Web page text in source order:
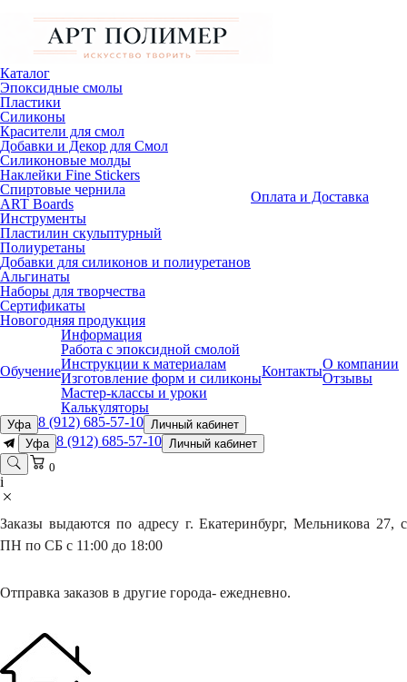
Каталог
Эпоксидные смолы
Пластики
Силиконы
Красители для смол
Добавки и Декор для Смол
Силиконовые молды
Наклейки Fine Stickers
Спиртовые чернила
ART Boards
Инструменты
Пластилин скульптурный
Полиуретаны
Добавки для силиконов и полиуретанов
Альгинаты
Наборы для творчества
Сертификаты
Новогодняя продукция
Оплата и Доставка
Обучение
Информация
Работа с эпоксидной смолой
Инструкции к материалам
Изготовление форм и силиконы
Мастер-классы и уроки
Калькуляторы
КонтактыО компании
Отзывы
Уфа 8 (912) 685-57-10 Личный кабинет
Уфа 8 (912) 685-57-10 Личный кабинет
0
i
Заказы выдаются по адресу г. Екатеринбург, Мельникова 27, с
ПН по СБ с 11:00 до 18:00
Отправка заказов в другие города- ежедневно.